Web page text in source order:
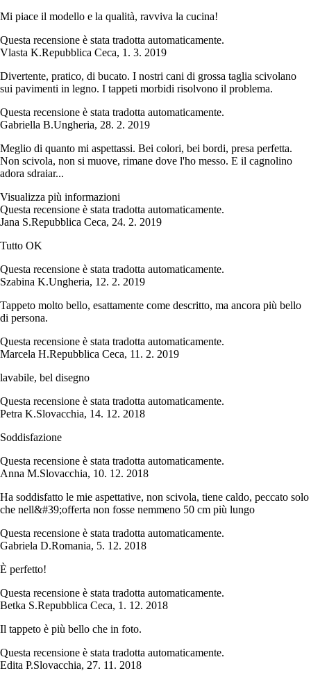
Mi piace il modello e la qualità, ravviva la cucina!
Questa recensione è stata tradotta automaticamente.
Vlasta K.Repubblica Ceca, 1. 3. 2019
Divertente, pratico, di bucato. I nostri cani di grossa taglia scivolano
sui pavimenti in legno. I tappeti morbidi risolvono il problema.
Questa recensione è stata tradotta automaticamente.
Gabriella B.Ungheria, 28. 2. 2019
Meglio di quanto mi aspettassi. Bei colori, bei bordi, presa perfetta.
Non scivola, non si muove, rimane dove l'ho messo. E il cagnolino
adora sdraiar...
Visualizza più informazioni
Questa recensione è stata tradotta automaticamente.
Jana S.Repubblica Ceca, 24. 2. 2019
Tutto OK
Questa recensione è stata tradotta automaticamente.
Szabina K.Ungheria, 12. 2. 2019
Tappeto molto bello, esattamente come descritto, ma ancora più bello
di persona.
Questa recensione è stata tradotta automaticamente.
Marcela H.Repubblica Ceca, 11. 2. 2019
lavabile, bel disegno
Questa recensione è stata tradotta automaticamente.
Petra K.Slovacchia, 14. 12. 2018
Soddisfazione
Questa recensione è stata tradotta automaticamente.
Anna M.Slovacchia, 10. 12. 2018
Ha soddisfatto le mie aspettative, non scivola, tiene caldo, peccato solo
che nell&#39;offerta non fosse nemmeno 50 cm più lungo
Questa recensione è stata tradotta automaticamente.
Gabriela D.Romania, 5. 12. 2018
È perfetto!
Questa recensione è stata tradotta automaticamente.
Betka S.Repubblica Ceca, 1. 12. 2018
Il tappeto è più bello che in foto.
Questa recensione è stata tradotta automaticamente.
Edita P.Slovacchia, 27. 11. 2018